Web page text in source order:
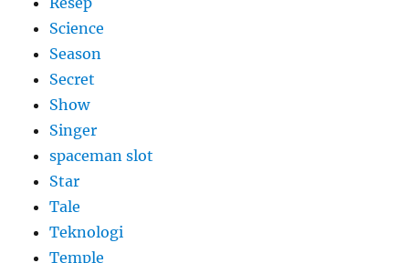
Science
Season
Secret
Show
Singer
spaceman slot
Star
Tale
Teknologi
Temple